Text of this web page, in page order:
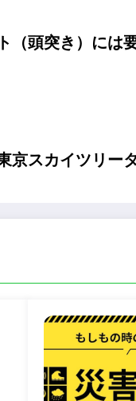
（頭突き）には
京スカイツリ